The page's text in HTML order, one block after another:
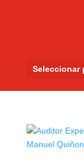
Seleccionar